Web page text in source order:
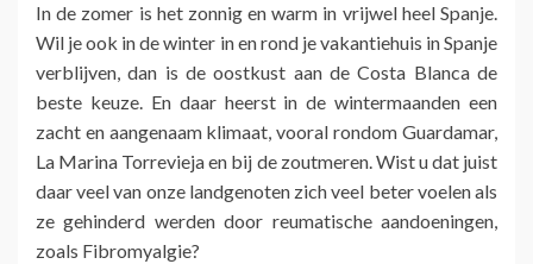
In de zomer is het zonnig en warm in vrijwel heel Spanje.
Wil je ook in de winter in en rond je vakantiehuis in Spanje
verblijven, dan is de oostkust aan de Costa Blanca de
beste keuze. En daar heerst in de wintermaanden een
zacht en aangenaam klimaat, vooral rondom Guardamar,
La Marina Torrevieja en bij de zoutmeren. Wist u dat juist
daar veel van onze landgenoten zich veel beter voelen als
ze gehinderd werden door reumatische aandoeningen,
zoals Fibromyalgie?